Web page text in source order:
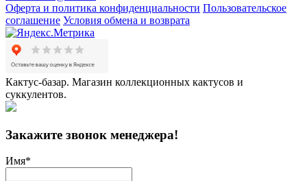
Оферта и политика конфиденциальности Пользовательское
соглашение Условия обмена и возврата
Кактус-базар. Магазин коллекционных кактусов и
суккулентов.
Закажите звонок менеджера!
Имя*